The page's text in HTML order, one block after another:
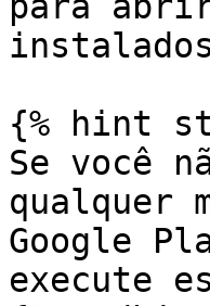
{% hint
Se você
qualquer
Google
execute